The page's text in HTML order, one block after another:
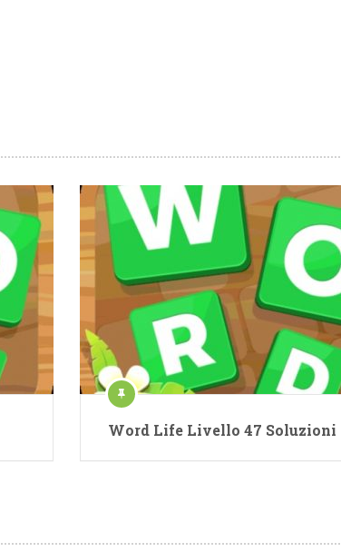
Word Life Livello 47 Soluzioni